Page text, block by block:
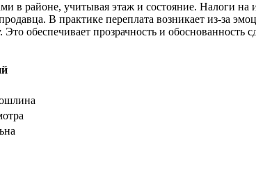
в районе, учитывая этаж и состояние. Налоги
В практике переплата возникает из-за
обеспечивает прозрачность и обоснованность